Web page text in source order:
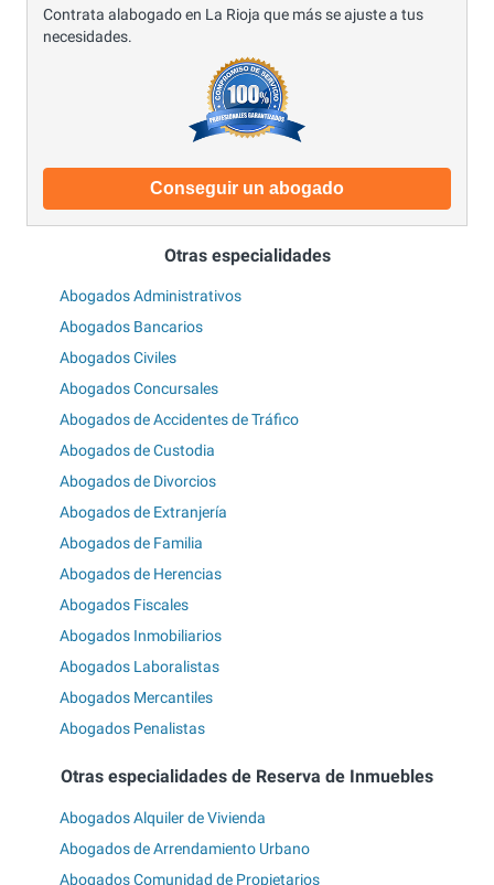
Contrata alabogado en La Rioja que más se ajuste a tus
necesidades.
Conseguir un abogado
Otras especialidades
Abogados Administrativos
Abogados Bancarios
Abogados Civiles
Abogados Concursales
Abogados de Accidentes de Tráfico
Abogados de Custodia
Abogados de Divorcios
Abogados de Extranjería
Abogados de Familia
Abogados de Herencias
Abogados Fiscales
Abogados Inmobiliarios
Abogados Laboralistas
Abogados Mercantiles
Abogados Penalistas
Otras especialidades de Reserva de Inmuebles
Abogados Alquiler de Vivienda
Abogados de Arrendamiento Urbano
Abogados Comunidad de Propietarios